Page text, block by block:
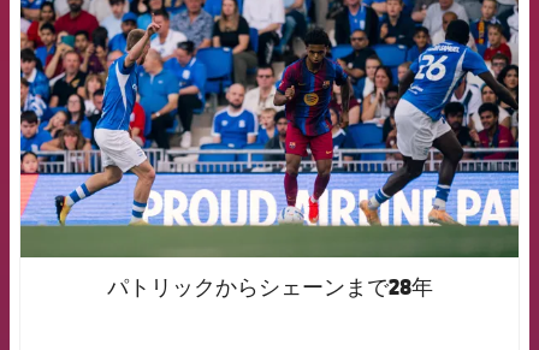
パトリックからシェーンまで28年